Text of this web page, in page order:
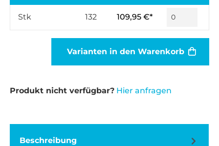
Stk 132 109,95 €*
Varianten in den Warenkorb
Produkt nicht verfügbar? Hier anfragen
Beschreibung